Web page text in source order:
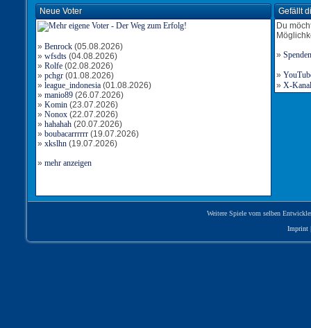
Neue Voter
» Benrock (05.08.2026)
» wfsdts (04.08.2026)
» Rolfe (02.08.2026)
» pchgr (01.08.2026)
» league_indonesia (01.08.2026)
» manio89 (26.07.2026)
» Komin (23.07.2026)
» Nonox (22.07.2026)
» hahahah (20.07.2026)
» boubacarrrrrr (19.07.2026)
» xkslhn (19.07.2026)
» mehr anzeigen
Gefällt
Du
» Spenden
»
» X-
Weitere Spiele vom selben
Imprint